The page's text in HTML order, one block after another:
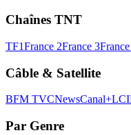
Chaînes TNT
TF1France 2France 3
Câble & Satellite
BFM TVCNewsCanal+LCI
Par Genre